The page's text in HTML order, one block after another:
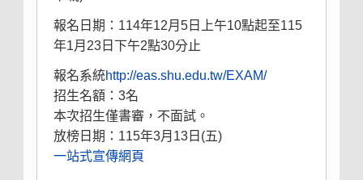
報名日期：114年12月5日上午10點起至115
年1月23日下午2點30分止
報名系統http://eas.shu.edu.tw/EXAM/
招生名額：3名
本次招生僅書審，不面試。
放榜日期：115年3月13日(五)
一站式宣傳網頁